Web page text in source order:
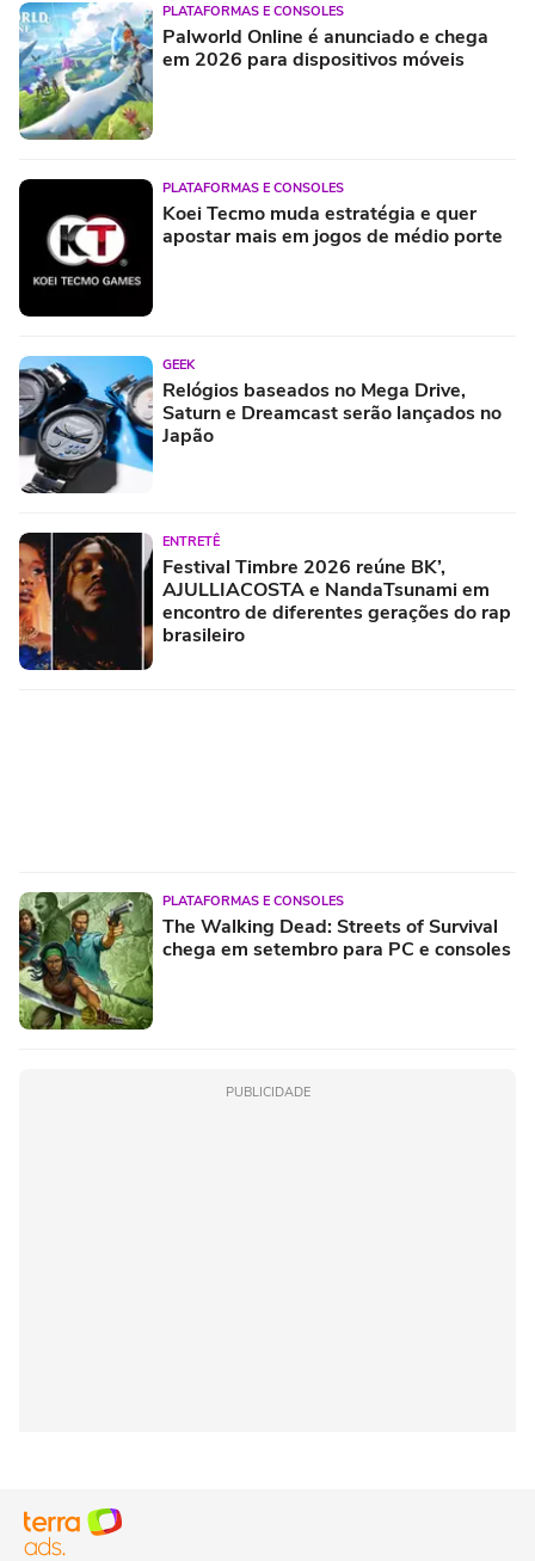
PLATAFORMAS E CONSOLES
Palworld Online é anunciado e chega
em 2026 para dispositivos móveis
PLATAFORMAS E CONSOLES
Koei Tecmo muda estratégia e quer
apostar mais em jogos de médio porte
GEEK
Relógios baseados no Mega Drive,
Saturn e Dreamcast serão lançados no
Japão
ENTRETÊ
Festival Timbre 2026 reúne BK’,
AJULLIACOSTA e NandaTsunami em
encontro de diferentes gerações do rap
brasileiro
PLATAFORMAS E CONSOLES
The Walking Dead: Streets of Survival
chega em setembro para PC e consoles
PUBLICIDADE